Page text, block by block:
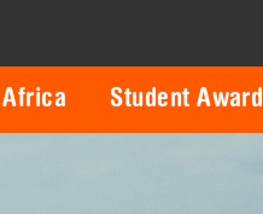
Student Award